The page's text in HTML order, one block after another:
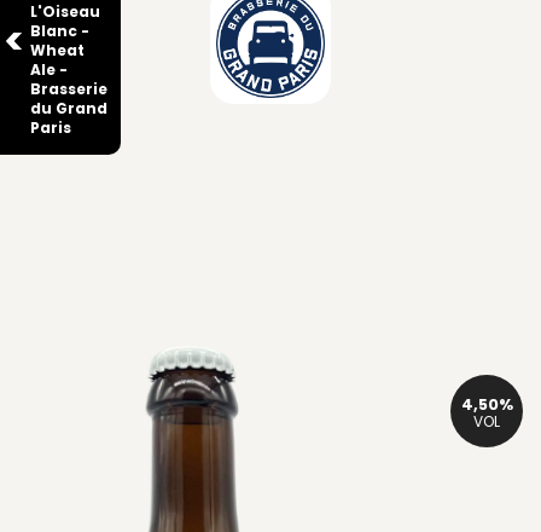
L'Oiseau
Blanc -
Wheat
Ale -
Brasserie
du Grand
Paris
4,50%
VOL